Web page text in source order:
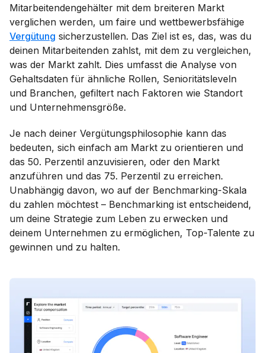
Mitarbeitendengehälter mit dem breiteren Markt
verglichen werden, um faire und wettbewerbsfähige
Vergütung sicherzustellen. Das Ziel ist es, das, was du
deinen Mitarbeitenden zahlst, mit dem zu vergleichen,
was der Markt zahlt. Dies umfasst die Analyse von
Gehaltsdaten für ähnliche Rollen, Senioritätsleveln
und Branchen, gefiltert nach Faktoren wie Standort
und Unternehmensgröße.
Je nach deiner Vergütungsphilosophie kann das
bedeuten, sich einfach am Markt zu orientieren und
das 50. Perzentil anzuvisieren, oder den Markt
anzuführen und das 75. Perzentil zu erreichen.
Unabhängig davon, wo auf der Benchmarking-Skala
du zahlen möchtest – Benchmarking ist entscheidend,
um deine Strategie zum Leben zu erwecken und
deinem Unternehmen zu ermöglichen, Top-Talente zu
gewinnen und zu halten.